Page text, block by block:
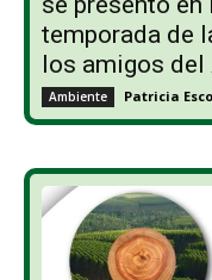
temporada de
los amigos del
Ambiente Patricia